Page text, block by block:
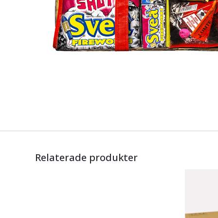
Relaterade produkter